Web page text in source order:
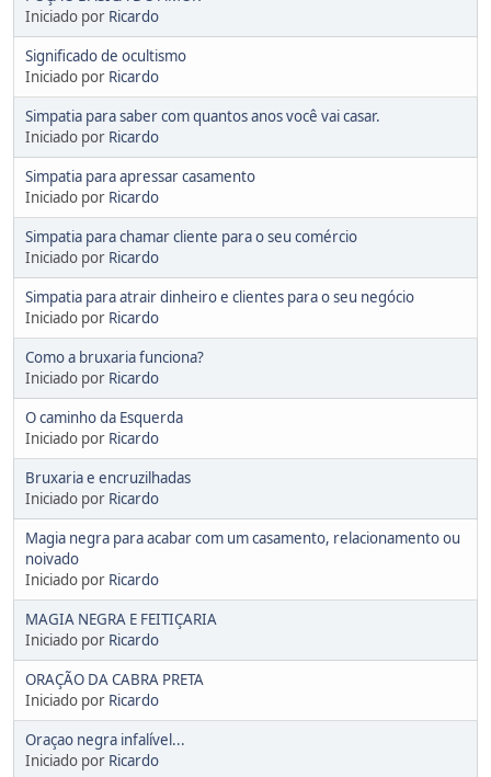
Iniciado por Ricardo
Significado de ocultismo
Iniciado por Ricardo
Simpatia para saber com quantos anos você vai casar.
Iniciado por Ricardo
Simpatia para apressar casamento
Iniciado por Ricardo
Simpatia para chamar cliente para o seu comércio
Iniciado por Ricardo
Simpatia para atrair dinheiro e clientes para o seu negócio
Iniciado por Ricardo
Como a bruxaria funciona?
Iniciado por Ricardo
O caminho da Esquerda
Iniciado por Ricardo
Bruxaria e encruzilhadas
Iniciado por Ricardo
Magia negra para acabar com um casamento, relacionamento ou
noivado
Iniciado por Ricardo
MAGIA NEGRA E FEITIÇARIA
Iniciado por Ricardo
ORAÇÃO DA CABRA PRETA
Iniciado por Ricardo
Oraçao negra infalível...
Iniciado por Ricardo